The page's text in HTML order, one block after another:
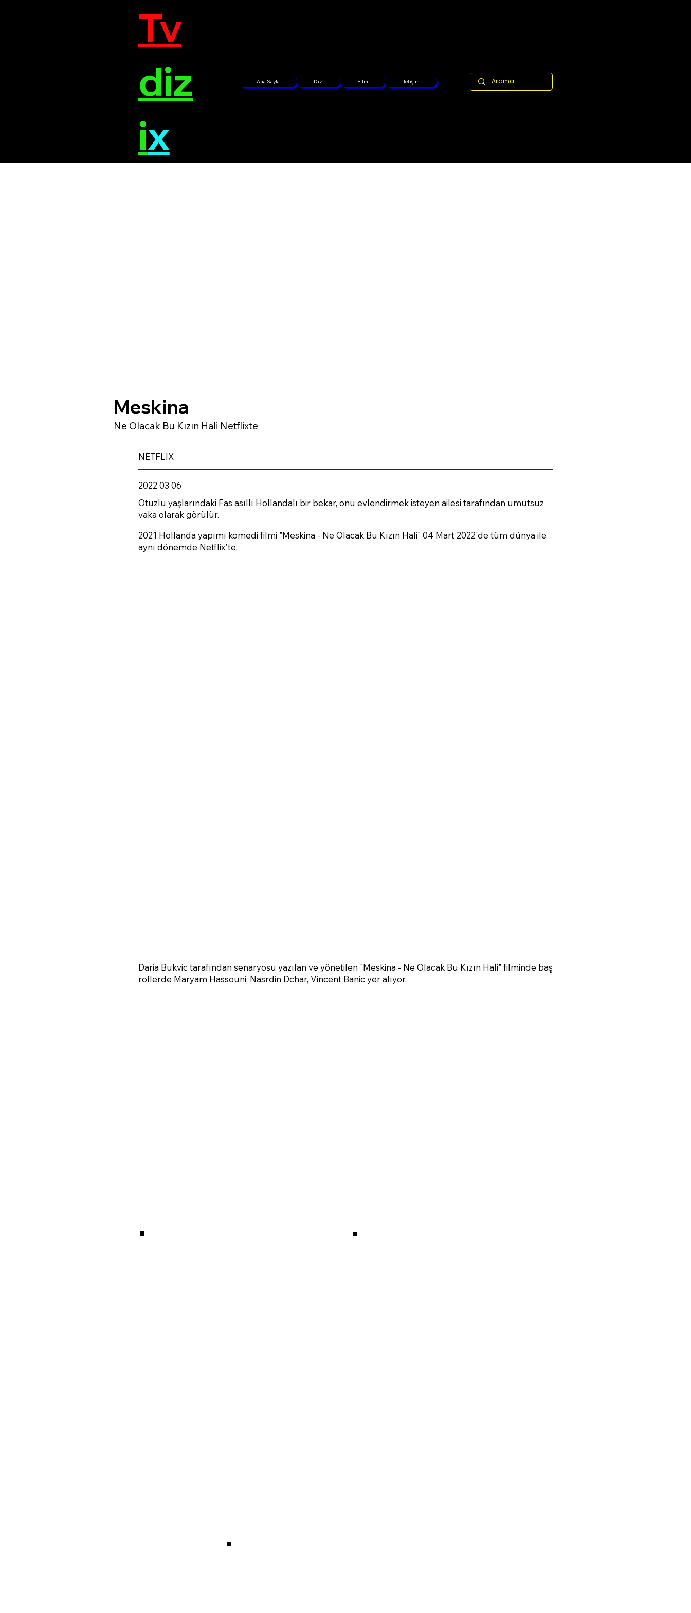
Tv
diz
ix
Ana Sayfa Dizi Film İletişim
Meskina
Ne Olacak Bu Kızın Hali Netflixte
NETFLIX
2022 03 06
Otuzlu yaşlarındaki Fas asıllı Hollandalı bir bekar, onu evlendirmek isteyen ailesi tarafından umutsuz
vaka olarak görülür.
2021 Hollanda yapımı komedi filmi "Meskina - Ne Olacak Bu Kızın Hali" 04 Mart 2022'de tüm dünya ile
aynı dönemde Netflix'te.
Daria Bukvic tarafından senaryosu yazılan ve yönetilen "Meskina - Ne Olacak Bu Kızın Hali" filminde baş
rollerde Maryam Hassouni, Nasrdin Dchar, Vincent Banic yer alıyor.